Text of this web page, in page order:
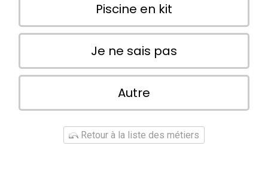
Piscine en kit
Je ne sais pas
Autre
Retour à la liste des métiers